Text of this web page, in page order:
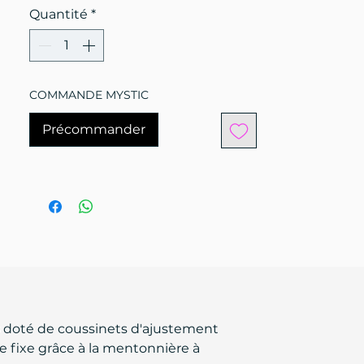
Quantité *
COMMANDE MYSTIC
Précommander
doté de coussinets d'ajustement
fixe grâce à la mentonnière à